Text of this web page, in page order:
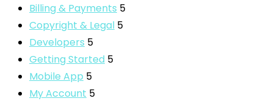
Billing & Payments 5
Copyright & Legal 5
Developers 5
Getting Started 5
Mobile App 5
My Account 5